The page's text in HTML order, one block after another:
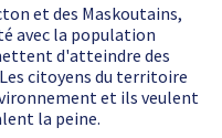
et des Maskoutains,
avec la population
d'atteindre des
citoyens du territoire
et ils veulent
la peine.